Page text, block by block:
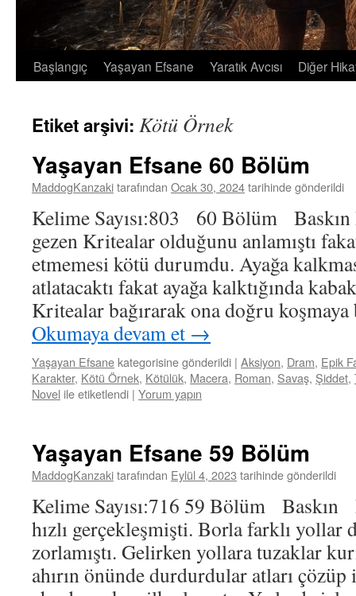
İçeriğe
Başlangıç Yaşayan Efsane Yaratık Avcısı Diğer
Etiket arşivi: Kötü Örnek
Yaşayan Efsane 60 Bölüm
MaddogKanzakitarafından Ocak 30, 2024tarihinde gönderildi
Kelime Sayısı:803 60 Bölüm
gezen Kritealar olduğunu anlamıştı
etmemesi kötü durumdu. Ayağa
atlatacaktı fakat ayağa kalktığında
Kritealar bağırarak ona doğru
Okumaya devam et →
Yaşayan Efsane kategorisine gönderildi | Aksiyon, Dram, Epik
Karakter, Kötü Örnek, Kötülük, Macera, Roman, Savaş, Şiddet,
Novel ile etiketlendi | Yorum yapın
Yaşayan Efsane 59 Bölüm
MaddogKanzakitarafından Eylül 4, 2023 tarihinde gönderildi
Kelime Sayısı:716 59 Bölüm Baskın
hızlı gerçekleşmişti. Borla farklı yollar
zorlamıştı. Gelirken yollara tuzaklar
ahırın önünde durdurdular atları